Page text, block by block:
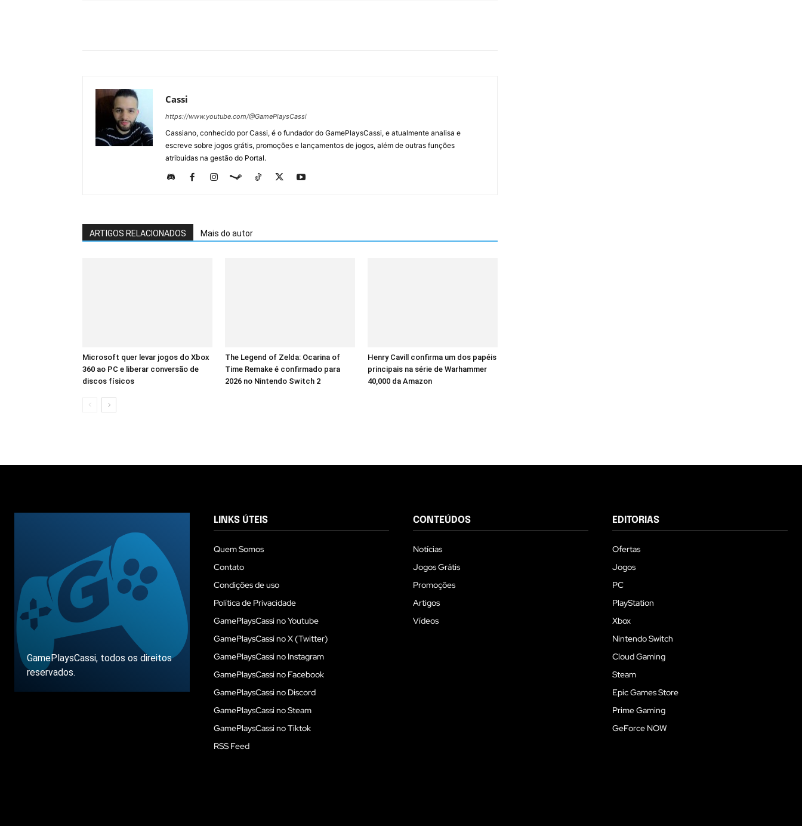
Cassi
https://www.youtube.com/@GamePlaysCassi
Cassiano, conhecido por Cassi, é o fundador do GamePlaysCassi, e atualmente analisa e
escreve sobre jogos grátis, promoções e lançamentos de jogos, além de outras funções
atribuídas na gestão do Portal.
ARTIGOS RELACIONADOS Mais do autor
Microsoft quer levar jogos do Xbox
360 ao PC e liberar conversão de
discos físicos
The Legend of Zelda: Ocarina of
Time Remake é confirmado para
2026 no Nintendo Switch 2
Henry Cavill confirma um dos papéis
principais na série de Warhammer
40,000 da Amazon
GamePlaysCassi, todos os direitos
reservados.
LINKS ÚTEIS
Quem Somos
Contato
Condições de uso
Política de Privacidade
GamePlaysCassi no Youtube
GamePlaysCassi no X (Twitter)
GamePlaysCassi no Instagram
GamePlaysCassi no Facebook
GamePlaysCassi no Discord
GamePlaysCassi no Steam
GamePlaysCassi no Tiktok
RSS Feed
CONTEÚDOS
Notícias
Jogos Grátis
Promoções
Artigos
Vídeos
EDITORIAS
Ofertas
Jogos
PC
PlayStation
Xbox
Nintendo Switch
Cloud Gaming
Steam
Epic Games Store
Prime Gaming
GeForce NOW